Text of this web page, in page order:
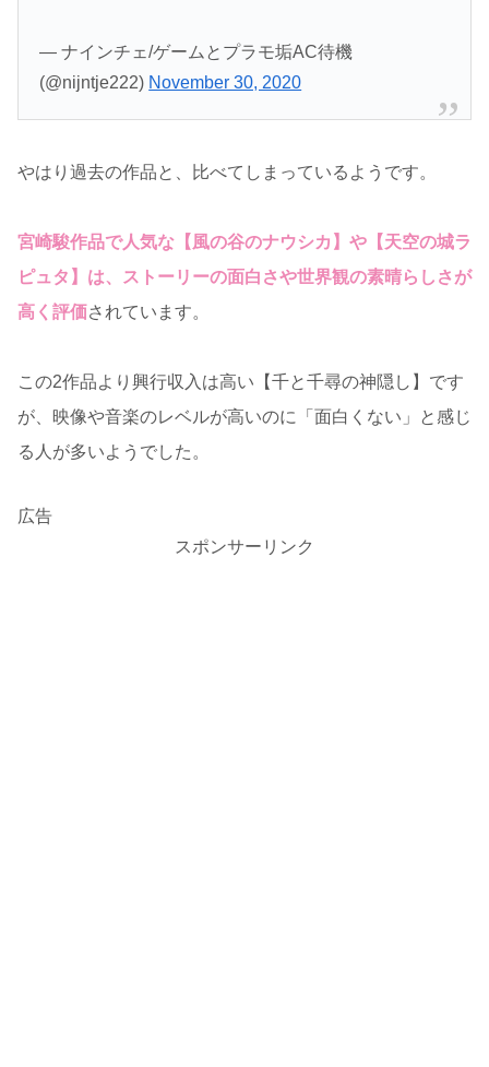
— ナインチェ/ゲームとプラモ垢AC待機
(@nijntje222) November 30, 2020
やはり過去の作品と、比べてしまっているようです。
宮崎駿作品で人気な【風の谷のナウシカ】や【天空の城ラ
ピュタ】は、ストーリーの面白さや世界観の素晴らしさが
高く評価されています。
この2作品より興行収入は高い【千と千尋の神隠し】です
が、映像や音楽のレベルが高いのに「面白くない」と感じ
る人が多いようでした。
広告
スポンサーリンク